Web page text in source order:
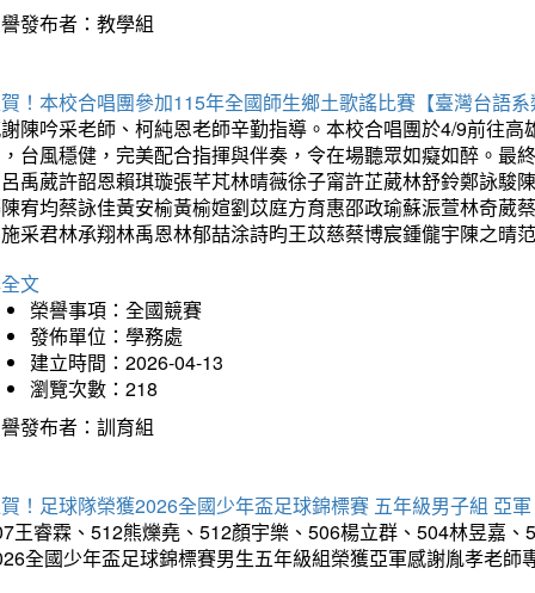
發布者：教學組
！本校合唱團參加115年全國師生鄉土歌謠比賽【臺灣台語
陳吟采老師、柯純恩老師辛勤指導。本校合唱團於4/9前往
台風穩健，完美配合指揮與伴奏，令在場聽眾如癡如醉。最
禹葳許韶恩賴琪璇張芊芃林晴薇徐子甯許芷葳林舒鈴鄭詠駿
宥均蔡詠佳黃安榆黃榆媗劉苡庭方育惠邵政瑜蘇浱萱林奇葳
采君林承翔林禹恩林郁喆涂詩昀王苡慈蔡博宸鍾儱宇陳之晴
文
榮譽事項：全國競賽
發佈單位：學務處
建立時間：2026-04-13
瀏覽次數：218
發布者：訓育組
！足球隊榮獲2026全國少年盃足球錦標賽 五年級男子組 亞軍
王睿霖、512熊爍堯、512顏宇樂、506楊立群、504林昱嘉
全國少年盃足球錦標賽男生五年級組榮獲亞軍感謝胤孝老師